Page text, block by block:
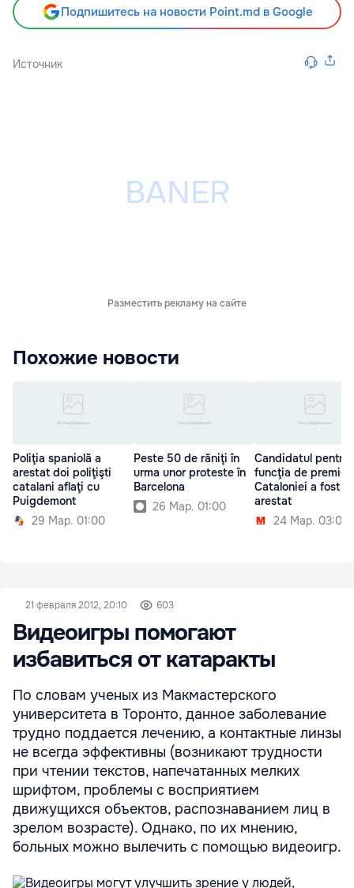
Подпишитесь на новости Point.md в Google
Источник
Разместить рекламу на сайте
Похожие новости
Poliţia spaniolă a
arestat doi poliţişti
catalani aflaţi cu
Puigdemont
29 Мар. 01:00
Peste 50 de răniţi în
urma unor proteste în
Barcelona
26 Мар. 01:00
Candidatul pentru
funcţia de premier
Cataloniei a fost
arestat
24 Мар. 03:00
21 февраля 2012, 20:10 603
Видеоигры помогают
избавиться от катаракты
По словам ученых из Макмастерского
университета в Торонто, данное заболевание
трудно поддается лечению, а контактные линзы
не всегда эффективны (возникают трудности
при чтении текстов, напечатанных мелких
шрифтом, проблемы с восприятием
движущихся объектов, распознаванием лиц в
зрелом возрасте). Однако, по их мнению,
больных можно вылечить с помощью видеоигр.